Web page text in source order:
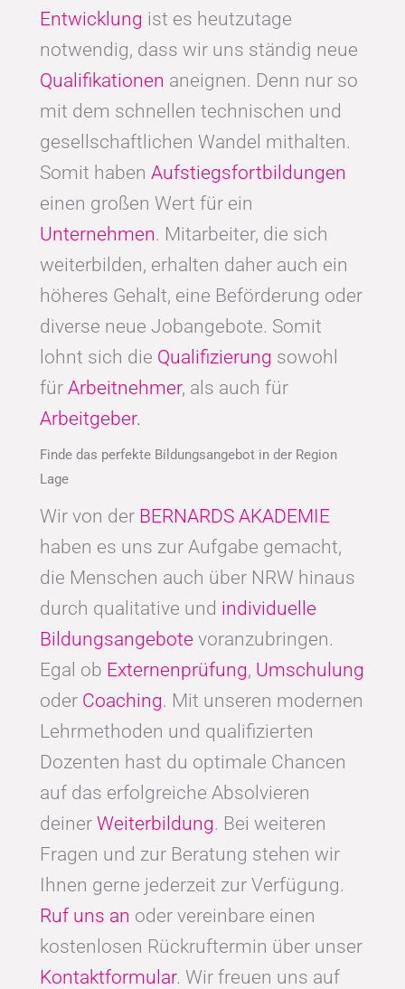
Entwicklung ist es heutzutage
notwendig, dass wir uns ständig neue
Qualifikationen aneignen. Denn nur so
mit dem schnellen technischen und
gesellschaftlichen Wandel mithalten.
Somit haben Aufstiegsfortbildungen
einen großen Wert für ein
Unternehmen. Mitarbeiter, die sich
weiterbilden, erhalten daher auch ein
höheres Gehalt, eine Beförderung oder
diverse neue Jobangebote. Somit
lohnt sich die Qualifizierung sowohl
für Arbeitnehmer, als auch für
Arbeitgeber.
Finde das perfekte Bildungsangebot in der Region
Lage
Wir von der BERNARDS AKADEMIE
haben es uns zur Aufgabe gemacht,
die Menschen auch über NRW hinaus
durch qualitative und individuelle
Bildungsangebote voranzubringen.
Egal ob Externenprüfung, Umschulung
oder Coaching. Mit unseren modernen
Lehrmethoden und qualifizierten
Dozenten hast du optimale Chancen
auf das erfolgreiche Absolvieren
deiner Weiterbildung. Bei weiteren
Fragen und zur Beratung stehen wir
Ihnen gerne jederzeit zur Verfügung.
Ruf uns an oder vereinbare einen
kostenlosen Rückruftermin über unser
Kontaktformular. Wir freuen uns auf